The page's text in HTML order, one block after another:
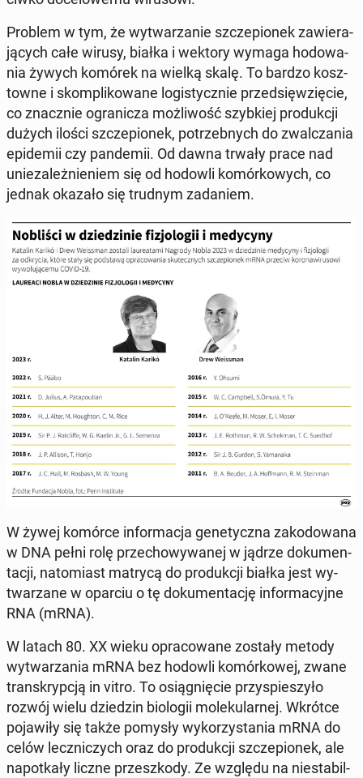
Problem w tym, że wy­twa­rza­nie szcze­pio­nek za­wie­ra­
ją­cych całe wirusy, białka i wektory wymaga ho­do­wa­
nia żywych komórek na wielką skalę. To bardzo kosz­
tow­ne i skom­pli­ko­wa­ne lo­gi­stycz­nie przed­się­wzię­cie,
co znacz­nie ogra­ni­cza moż­li­wość szyb­kiej pro­duk­cji
dużych ilości szcze­pio­nek, po­trzeb­nych do zwal­cza­nia
epi­de­mii czy pan­de­mii. Od dawna trwały prace nad
unie­za­leż­nie­niem się od hodowli ko­mór­ko­wych, co
jednak okazało się trudnym za­da­niem.
W żywej komórce in­for­ma­cja ge­ne­tycz­na za­ko­do­wa­na
w DNA pełni rolę prze­cho­wy­wa­nej w jądrze do­ku­men­
ta­cji, na­to­miast matrycą do pro­duk­cji białka jest wy­
twa­rza­ne w oparciu o tę do­ku­men­ta­cję in­for­ma­cyj­ne
RNA (mRNA).
W latach 80. XX wieku opra­co­wa­ne zostały metody
wy­twa­rza­nia mRNA bez hodowli ko­mór­ko­wej, zwane
trans­kryp­cją in vitro. To osią­gnię­cie przy­spie­szy­ło
rozwój wielu dzie­dzin bio­lo­gii mo­le­ku­lar­nej. Wkrótce
po­ja­wi­ły się także pomysły wy­ko­rzy­sta­nia mRNA do
celów lecz­ni­czych oraz do pro­duk­cji szcze­pio­nek, ale
na­po­tka­ły liczne prze­szko­dy. Ze względu na nie­sta­bil­